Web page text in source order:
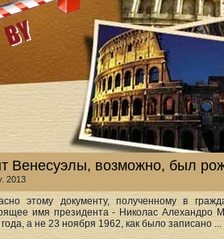
Венесуэлы, возможно, был
2013
этому документу, полученному в
имя президента - Николас Алехандро
а не 23 ноября 1962, как было записано ...